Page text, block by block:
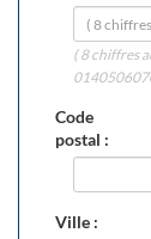
( 8 chiffres
Code
postal :
Ville :